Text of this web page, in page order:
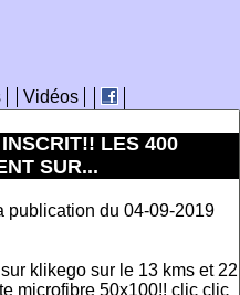
Vidéos
LES 400
SUR...
publication du 04-09-2019
klikego sur le 13 kms et 22
microfibre 50x100!! clic clic